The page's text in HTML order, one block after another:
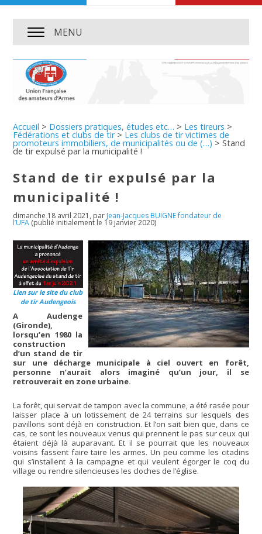
MENU
Accueil > Dossiers pratiques, études etc… > Les tireurs >
Fédérations et clubs de tir> Les clubs de tir victimes de
promoteurs immobiliers, de municipalités ou de (…) >Stand
de tir expulsé par la municipalité !
Stand de tir expulsé par la
municipalité !
dimanche 18 avril 2021, par Jean-Jacques BUIGNE fondateur de
l’UFA (publié initialement le 19 janvier 2020)
Lien sur le site du club
de tir Audengeois
A Audenge
(Gironde),
lorsqu’en 1980 la
construction
d’un stand de tir
sur une décharge municipale à ciel ouvert en forêt,
personne n’aurait alors imaginé qu’un jour, il se
retrouverait en zone urbaine.
La forêt, qui servait de tampon avec la commune, a été rasée pour
laisser place à un lotissement de 24 terrains sur lesquels des
pavillons sont déjà en construction. Et l’on sait bien que, dans ce
cas, ce sont les nouveaux venus qui prennent le pas sur ceux qui
étaient déjà là auparavant. Et il se pourrait que les nouveaux
voisins fassent faire taire les armes. Un peu comme les citadins
qui s’installent à la campagne et qui veulent égorger le coq du
village ou rendre silencieuses les cloches de l’église.